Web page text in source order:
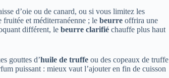
d’oie ou de canard, ou si vous limitez les
fruitée et méditerranéenne ; le beurre offrira une
différent, le beurre clarifié chauffe plus haut
gouttes d’huile de truffe ou des copeaux de truffe
puissant : mieux vaut l’ajouter en fin de cuisson